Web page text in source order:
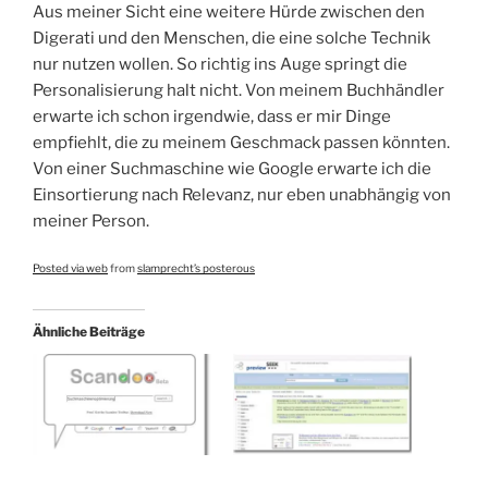
Aus meiner Sicht eine weitere Hürde zwischen den
Digerati und den Menschen, die eine solche Technik
nur nutzen wollen. So richtig ins Auge springt die
Personalisierung halt nicht. Von meinem Buchhändler
erwarte ich schon irgendwie, dass er mir Dinge
empfiehlt, die zu meinem Geschmack passen könnten.
Von einer Suchmaschine wie Google erwarte ich die
Einsortierung nach Relevanz, nur eben unabhängig von
meiner Person.
Posted via webfromslamprecht’s posterous
Ähnliche Beiträge